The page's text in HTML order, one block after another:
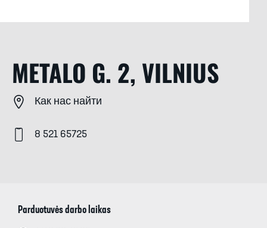
METALO G. 2, VILNIUS
Как нас найти
8 521 65725
Parduotuvės darbo laikas